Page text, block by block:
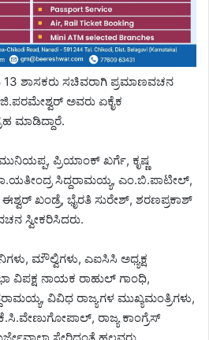
ಶಾಸಕರು ಸಚಿವರಾಗಿ ಪ್ರಮಾಣವಚನ
ಅವರು ಏಕೈಕ
ಮಾಡಿದ್ದಾರೆ.
ಪ್ರಿಯಾಂಕ್​​ ಖರ್ಗೆ, ಕೃಷ್ಣ
ಸಿದ್ದರಾಮಯ್ಯ, ಎಂ.ಬಿ.ಪಾಟೀಲ್,
ಖಂಡ್ರೆ, ಭೈರತಿ ಸುರೇಶ್​, ಶರಣಪ್ರಕಾಶ್
ಸ್ವೀಕರಿಸಿದರು.
ಮೌಲ್ವಿಗಳು, ಎಐಸಿಸಿ ಅಧ್ಯಕ್ಷ
ವಿಪಕ್ಷ ನಾಯಕ ರಾಹುಲ್ ಗಾಂಧಿ,
ವಿವಿಧ ರಾಜ್ಯಗಳ ಮುಖ್ಯಮಂತ್ರಿಗಳು,
ರಾಜ್ಯ ಕಾಂಗ್ರೆಸ್